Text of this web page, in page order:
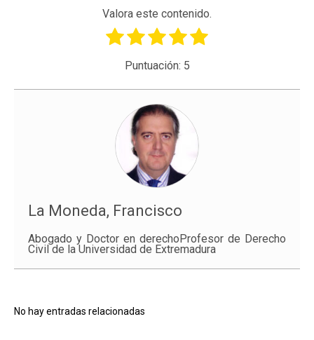
Valora este contenido.
Puntuación: 5
La Moneda, Francisco
Abogado y Doctor en derechoProfesor de Derecho
Civil de la Universidad de Extremadura
No hay entradas relacionadas